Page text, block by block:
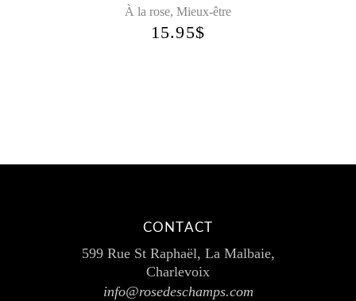
À la rose, Mieux-être
15.95$
CONTACT
599 Rue St Raphaël, La Malbaie,
Charlevoix
info@rosedeschamps.com